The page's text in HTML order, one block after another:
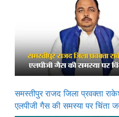
समस्तीपुर राजद जिला प्रवक्ता
एलपीजी गैस की समस्या पर चिंता